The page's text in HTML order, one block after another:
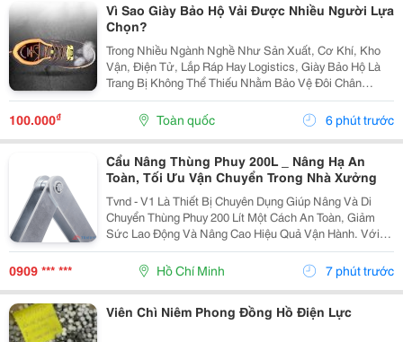
Vì Sao Giày Bảo Hộ Vải Được Nhiều Người Lựa
Chọn?
Trong Nhiều Ngành Nghề Như Sản Xuất, Cơ Khí, Kho
Vận, Điện Tử, Lắp Ráp Hay Logistics, Giày Bảo Hộ Là
Trang Bị Không Thể Thiếu Nhằm Bảo Vệ Đôi Chân
Trước Những Nguy Cơ Tiềm Ẩn Trong Quá Trình Làm
Việc. Bên Cạnh Các Dòng Giày Da Truyền Thống, Giày
100.000₫ Toàn quốc 6 phút trước
Cẩu Nâng Thùng Phuy 200L _ Nâng Hạ An
Toàn, Tối Ưu Vận Chuyển Trong Nhà Xưởng
Tvnd - V1 Là Thiết Bị Chuyên Dụng Giúp Nâng Và Di
Chuyển Thùng Phuy 200 Lít Một Cách An Toàn, Giảm
Sức Lao Động Và Nâng Cao Hiệu Quả Vận Hành. Với
Kết Cấu Thép Xi Mạ Chắc Chắn Cùng Tải Trọng Lên Đến
350 Kg , Sản Phẩm Đáp Ứng Tốt Nhu Cầu Sử Dụng
Trong...
0909 *** *** Hồ Chí Minh 7 phút trước
Viên Chì Niêm Phong Đồng Hồ Điện Lực